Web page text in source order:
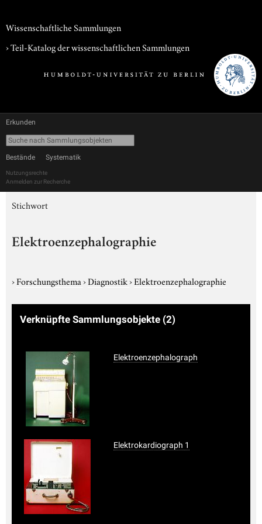
Wissenschaftliche Sammlungen
› Teil-Katalog der wissenschaftlichen Sammlungen
Erkunden
Bestände Systematik
Nutzungsrechte
Anmelden zur Recherche
Stichwort
Elektroenzephalographie
›Forschungsthema›Diagnostik›Elektroenzephalographie
Verknüpfte Sammlungsobjekte (2)
Elektroenzephalograph
Elektrokardiograph 1